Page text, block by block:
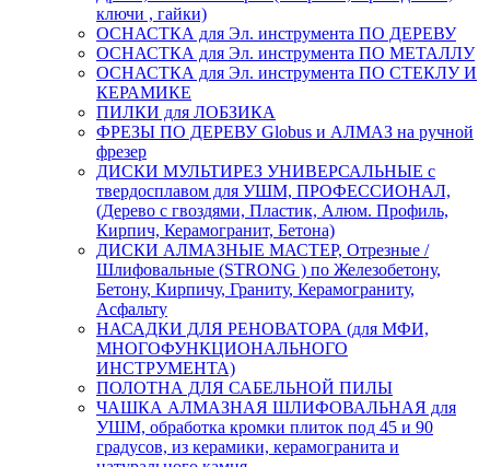
ключи , гайки)
ОСНАСТКА для Эл. инструмента ПО ДЕРЕВУ
ОСНАСТКА для Эл. инструмента ПО МЕТАЛЛУ
ОСНАСТКА для Эл. инструмента ПО СТЕКЛУ И
КЕРАМИКЕ
ПИЛКИ для ЛОБЗИКА
ФРЕЗЫ ПО ДЕРЕВУ Globus и АЛМАЗ на ручной
фрезер
ДИСКИ МУЛЬТИРЕЗ УНИВЕРСАЛЬНЫЕ с
твердосплавом для УШМ, ПРОФЕССИОНАЛ,
(Дерево с гвоздями, Пластик, Алюм. Профиль,
Кирпич, Керамогранит, Бетона)
ДИСКИ АЛМАЗНЫЕ МАСТЕР, Отрезные /
Шлифовальные (STRONG ) по Железобетону,
Бетону, Кирпичу, Граниту, Керамограниту,
Асфальту
НАСАДКИ ДЛЯ РЕНОВАТОРА (для МФИ,
МНОГОФУНКЦИОНАЛЬНОГО
ИНСТРУМЕНТА)
ПОЛОТНА ДЛЯ САБЕЛЬНОЙ ПИЛЫ
ЧАШКА АЛМАЗНАЯ ШЛИФОВАЛЬНАЯ для
УШМ, обработка кромки плиток под 45 и 90
градусов, из керамики, керамогранита и